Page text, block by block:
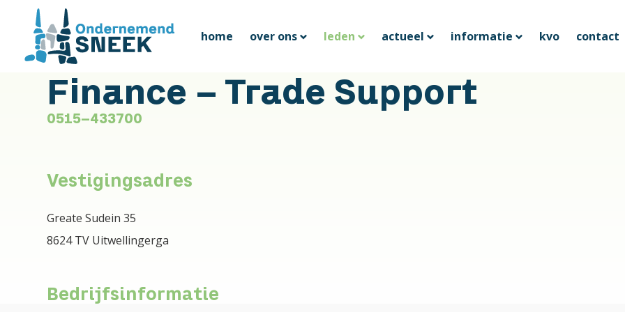
home over ons leden actueel informatie kvo contact
Finance - Trade Support
0515-433700
Vestigingsadres
Greate Sudein 35
8624 TV Uitwellingerga
Bedrijfsinformatie